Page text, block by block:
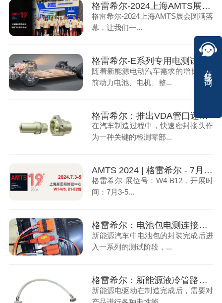
格雷希尔-2024上海AMTS展会圆满落幕
格雷希尔-2024上海AMTS展会圆满落
幕，让我们一...
随着新能源电动汽车需求的增长，目
前动力电池、电机、整...
格雷希尔：推出VDA管口迷你VDA快速接头G90S
在汽车制造过程中，快速密封接头作
为一种关键的检测零部...
AMTS 2024 | 格雷希尔 - 7月上海展会期待您的莅临！
格雷希尔-展位号：W4-B12，开展时
间：7月3-5...
格雷希尔：电池包电测连接方案
新能源汽车中电池包的封装完成后进
入一系列的测试阶段，...
格雷希尔：新能源液冷管路无损连接方案
新能源电驱动在制造完成后，需要对
在线咨询